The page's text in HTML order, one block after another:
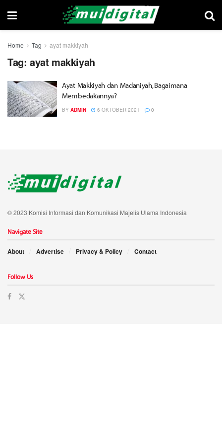
Home Tag ayat makkiyah
Tag: ayat makkiyah
Ayat Makkiyah dan Madaniyah, Bagaimana
Membedakannya?
BY ADMIN 6 OKTOBER 2021 0
© 2023 Komisi Informasi dan Komunikasi Majelis Ulama Indonesia
Navigate Site
About Advertise Privacy & Policy Contact
Follow Us